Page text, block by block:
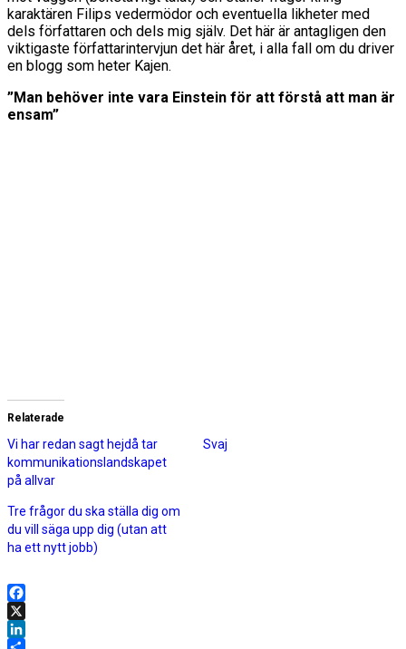
karaktären Filips vedermödor och eventuella likheter med
dels författaren och dels mig själv. Det här är antagligen den
viktigaste författarintervjun det här året, i alla fall om du driver
en blogg som heter Kajen.
”Man behöver inte vara Einstein för att förstå att man är
ensam”
Relaterade
Vi har redan sagt hejdå tar
kommunikationslandskapet
på allvar
Svaj
Tre frågor du ska ställa dig om
du vill säga upp dig (utan att
ha ett nytt jobb)
Facebook
X